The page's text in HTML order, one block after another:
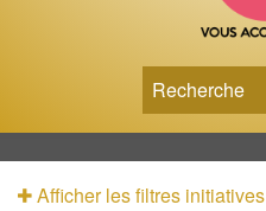
Afficher les filtres initiatives